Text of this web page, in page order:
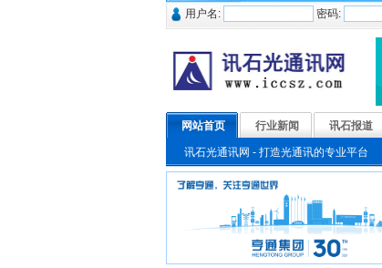
用户名: 密码:
网站首页 行业新闻 讯石报道
讯石光通讯网 - 打造光通讯的专业平台